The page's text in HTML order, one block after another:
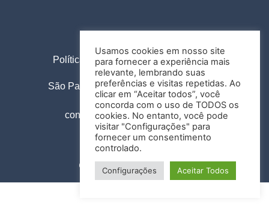
Política de Privacidade Termos de Uso
São Paulo |Al. Santos, 1978, 12º andar
+55 11 3138 6272
contato@olimaadvogados.adv.br
@2021 Design by
Usamos cookies em nosso site
para fornecer a experiência mais
relevante, lembrando suas
preferências e visitas repetidas. Ao
clicar em “Aceitar todos”, você
concorda com o uso de TODOS os
cookies. No entanto, você pode
visitar "Configurações" para
fornecer um consentimento
controlado.
Configurações Aceitar Todos